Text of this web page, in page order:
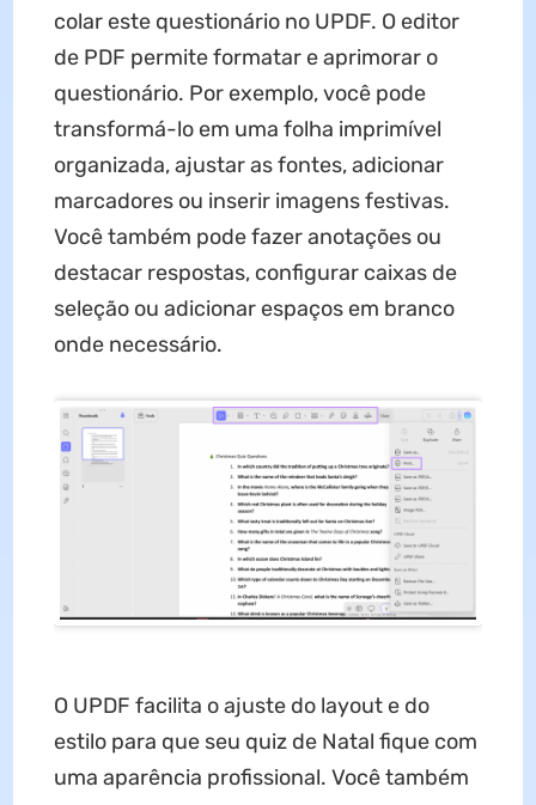
colar este questionário no UPDF. O editor
de PDF permite formatar e aprimorar o
questionário. Por exemplo, você pode
transformá-lo em uma folha imprimível
organizada, ajustar as fontes, adicionar
marcadores ou inserir imagens festivas.
Você também pode fazer anotações ou
destacar respostas, configurar caixas de
seleção ou adicionar espaços em branco
onde necessário.
O UPDF facilita o ajuste do layout e do
estilo para que seu quiz de Natal fique com
uma aparência profissional. Você também